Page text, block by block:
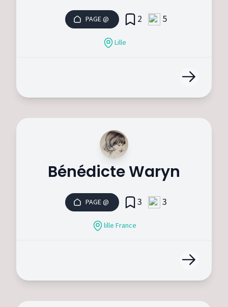
PAGE @ 2 5
Lille
Bénédicte Waryn
PAGE @ 3 3
lille France